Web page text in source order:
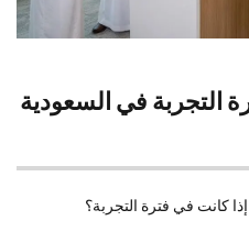
التجربة في السعودية